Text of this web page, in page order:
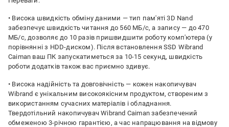
• Висока швидкість обміну даними — тип пам'яті 3D Nand
забезпечує швидкість читання до 560 МБ/с, а запису — до 470
МБ/с, дозволяє до 10 разів пришвидшити роботу комп'ютера (у
порівнянні з HDD-диском). Після встановлення SSD Wibrand
Caiman ваш ПК запускатиметься за 10-15 секунд, швидкість
роботи додатків також вас приємно здивує.
• Висока надійність та довговічність — кожен накопичувач
Wibrand є унікальним високоякісним продуктом, створеним з
використанням сучасних матеріалів і обладнання.
Твердотільний накопичувач Wibrand Caiman забезпечений
обмеженою 3-річною гарантією, а час напрацювання на відмову